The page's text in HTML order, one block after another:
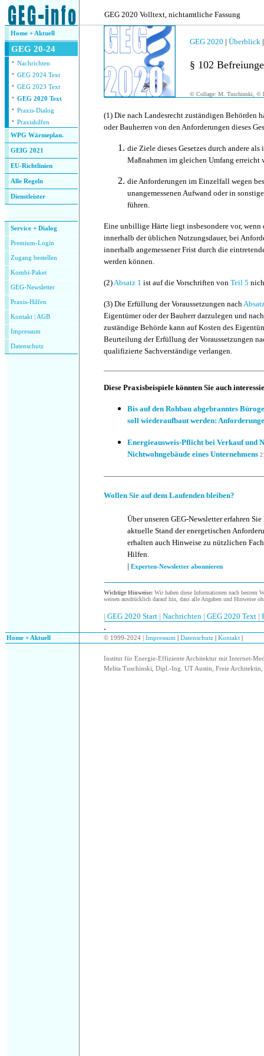
GEG 2020 Volltext, nichtamtliche Fassung
Home + Aktuell
GEG 20-24
· Nachrichten
· GEG 2024 Text
· GEG 2023 Text
· GEG 2020 Text
· Praxis-Dialog
· Praxishilfen
WPG Wärmeplan.
GEIG 2021
EU-Richtlinien
Alle Regeln
Dienstleister
Service + Dialog
Premium-Login
Zugang bestellen
Kombi-Paket
GEG-Newsletter
Praxis-Hilfen
Kontakt AGB
Impressum
Datenschutz
GEG 2020 | Überblick
§ 102
© Collage: M. Tuschinski, ©
(1) Die nach Landesrecht zuständigen Behörden
oder Bauherren von den Anforderungen dieses
die Ziele dieses Gesetzes durch andere als
Maßnahmen im gleichen Umfang erreicht
die Anforderungen im Einzelfall wegen
unangemessenen Aufwand oder in
führen.
Eine unbillige Härte liegt insbesondere vor,
innerhalb der üblichen Nutzungsdauer, bei
innerhalb angemessener Frist durch die
werden können.
(2)Absatz 1 ist auf die Vorschriften von Teil 5
(3) Die Erfüllung der Voraussetzungen nach
Eigentümer oder der Bauherr darzulegen und
zuständige Behörde kann auf Kosten des
Beurteilung der Erfüllung der Voraussetzungen
qualifizierte Sachverständige verlangen.
Diese Praxisbeispiele könnten Sie auch
Bis auf den Rohbau abgebranntes
soll wiederaufbaut werden:
Energieausweis-Pflicht bei Verkauf und
Nichtwohngebäude eines Unternehmens
Wollen Sie auf dem Laufenden bleiben?
Über unseren GEG-Newsletter erfahren
aktuelle Stand der energetischen
erhalten auch Hinweise zu nützlichen
Hilfen.
| Experten-Newsletter abonnieren
Wichtige Hinweise: Wir haben diese Informationen nach bestem
weisen ausdrücklich darauf hin, dass alle Angaben und Hinweise
| GEG 2020 Start | Nachrichten | GEG 2020 Text |
.
Home + Aktuell © 1999-2024 | Impressum Datenschutz Kontakt
Institut für Energie-Effiziente Architektur mit Internet-
Melita Tuschinski, Dipl.-Ing. UT Austin, Freie Architektin,